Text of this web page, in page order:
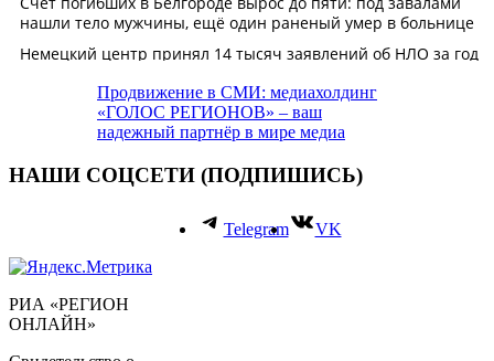
Продвижение в СМИ: медиахолдинг
«ГОЛОС РЕГИОНОВ» – ваш
надежный партнёр в мире медиа
НАШИ СОЦСЕТИ (ПОДПИШИСЬ)
Telegram VK
РИА «РЕГИОН
ОНЛАЙН»